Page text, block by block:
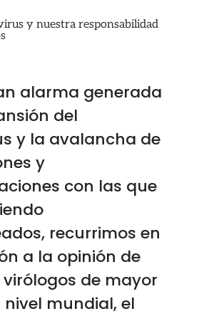
y nuestra responsabilidad
alarma generada
del
y la avalancha de
y
con las que
recurrimos en
a la opinión de
de mayor
mundial, el